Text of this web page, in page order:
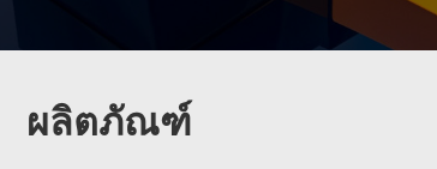
ผลิตภัณฑ์